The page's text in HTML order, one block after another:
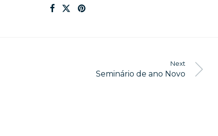
Next
Seminário de ano Novo